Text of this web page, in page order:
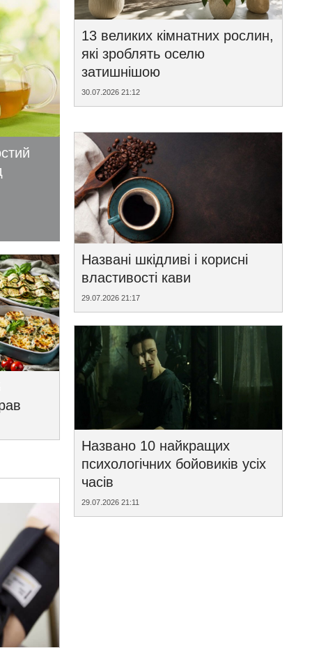
13 великих кімнатних рослин,
які зроблять оселю
затишнішою
30.07.2026 21:12
Названі шкідливі і корисні
властивості кави
29.07.2026 21:17
Названо 10 найкращих
психологічних бойовиків усіх
часів
29.07.2026 21:11